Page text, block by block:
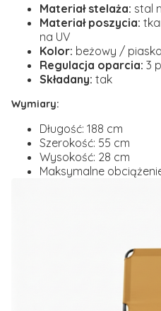
Materiał stelaża: stal
Materiał poszycia:
na UV
Kolor: beżowy /
Regulacja oparcia: 3
Składany: tak
Wymiary:
Długość: 188 cm
Szerokość: 55 cm
Wysokość: 28 cm
Maksymalne